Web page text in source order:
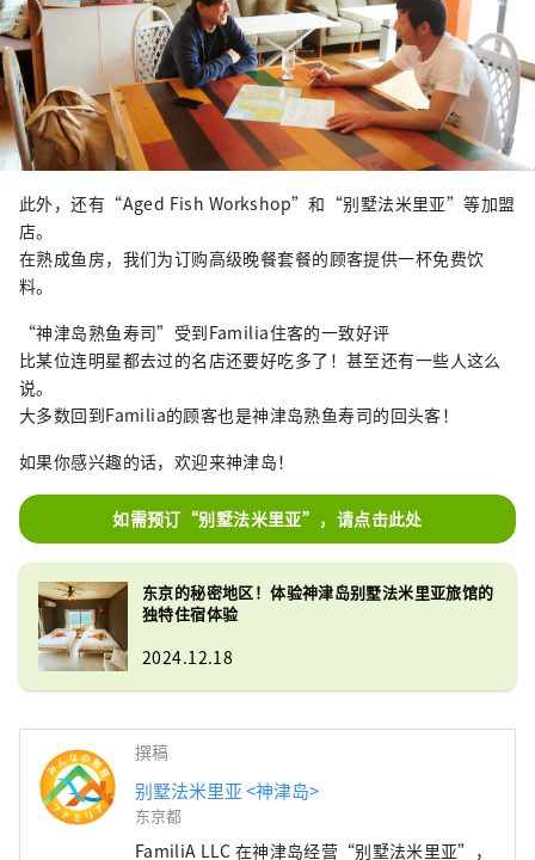
此外，还有“Aged Fish Workshop”和“别墅法米里亚”等加盟
店。
在熟成鱼房，我们为订购高级晚餐套餐的顾客提供一杯免费饮
料。
“神津岛熟鱼寿司”受到Familia住客的一致好评
比某位连明星都去过的名店还要好吃多了！甚至还有一些人这么
说。
大多数回到Familia的顾客也是神津岛熟鱼寿司的回头客！
如果你感兴趣的话，欢迎来神津岛！
如需预订“别墅法米里亚”，请点击此处
东京的秘密地区！体验神津岛别墅法米里亚旅馆的
独特住宿体验
2024.12.18
撰稿
别墅法米里亚 <神津岛>
东京都
FamiliA LLC 在神津岛经营“别墅法米里亚”，